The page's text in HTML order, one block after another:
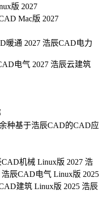
版 2027
Mac版 2027
暖通 2027 浩辰CAD电力
电气 2027 浩辰云建筑
种基于浩辰CAD的CAD应
CAD机械 Linux版 2027 浩
浩辰CAD电气 Linux版 2025
建筑 Linux版 2025 浩辰